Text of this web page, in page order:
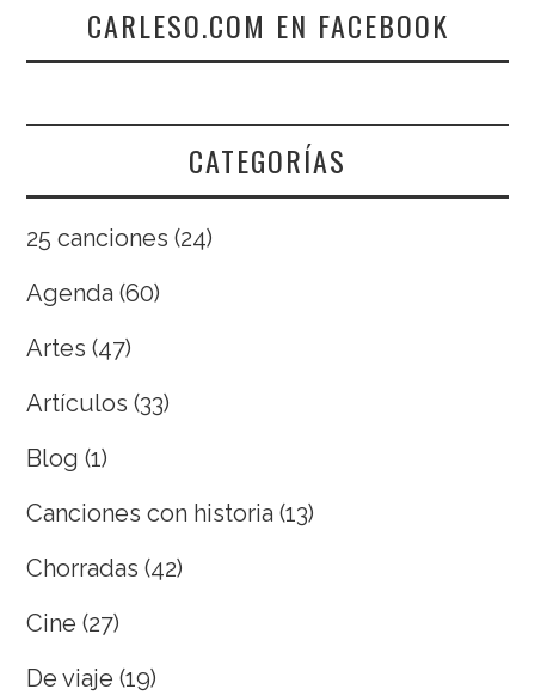
CARLESO.COM EN FACEBOOK
CATEGORÍAS
25 canciones (24)
Agenda (60)
Artes (47)
Artículos (33)
Blog (1)
Canciones con historia (13)
Chorradas (42)
Cine (27)
De viaje (19)